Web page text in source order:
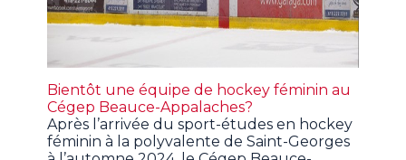
Bientôt une équipe de hockey féminin au
Cégep Beauce-Appalaches?
Après l’arrivée du sport-études en hockey
féminin à la polyvalente de Saint-Georges